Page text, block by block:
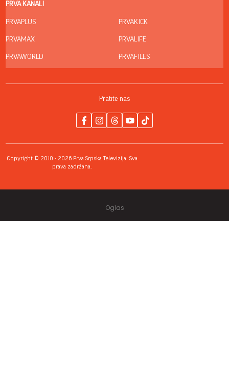
PRVA KANALI
PRVAPLUS
PRVAMAX
PRVAWORLD
PRVAKICK
PRVALIFE
PRVAFILES
Pratite nas
Copyright © 2010 - 2026 Prva Srpska Televizija. Sva
prava zadržana.